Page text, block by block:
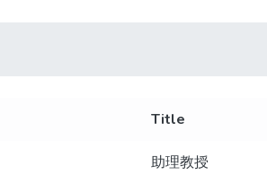
Title
助理教授